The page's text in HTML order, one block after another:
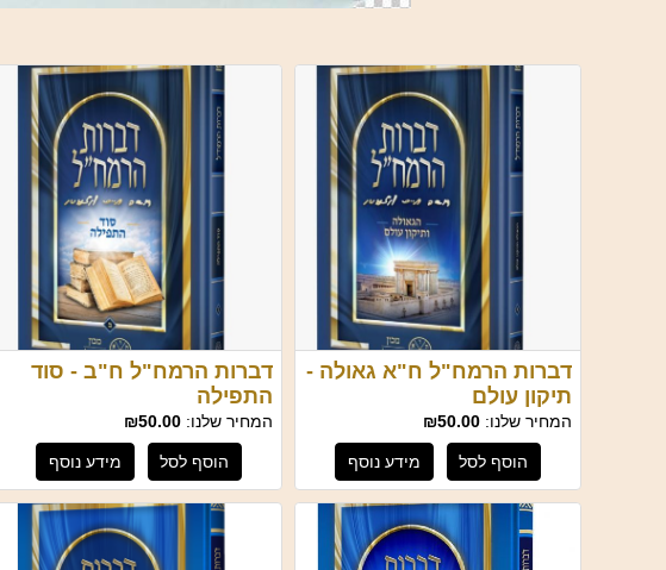
דברות הרמח"ל ח"א גאולה -
תיקון עולם
המחיר שלנו: ₪50.00
הוסף לסל מידע נוסף
דברות הרמח"ל ח"ב - סוד
התפילה
המחיר שלנו: ₪50.00
הוסף לסל מידע נוסף